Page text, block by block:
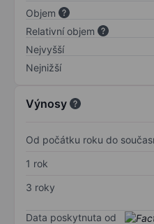
Objem
Relativní objem
Nejvyšší
Nejnižší
Výnosy
Od počátku roku do
1 rok
3 roky
Data poskytnuta od